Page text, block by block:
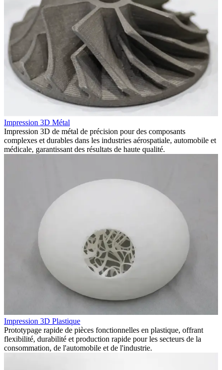
Impression 3D Métal
Impression 3D de métal de précision pour des composants
complexes et durables dans les industries aérospatiale, automobile et
médicale, garantissant des résultats de haute qualité.
Impression 3D Plastique
Prototypage rapide de pièces fonctionnelles en plastique, offrant
flexibilité, durabilité et production rapide pour les secteurs de la
consommation, de l'automobile et de l'industrie.